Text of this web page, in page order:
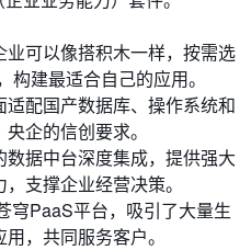
业可以像搭积木一样，按需选
建最适合自己的应用。
适配国产数据库、操作系统和
企的信创要求。
数据中台深度集成，提供强大
支撑企业经营决策。
穹PaaS平台，吸引了大量生
，共同服务客户。